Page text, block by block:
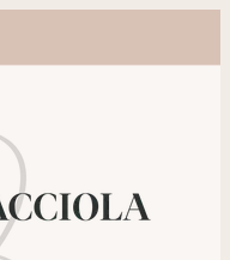
menu
bébé et famille à Orléans